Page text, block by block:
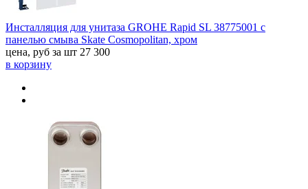
Инсталляция для унитаза GROHE Rapid SL 38775001 с
панелью смыва Skate Cosmopolitan, хром
цена, руб за шт 27 300
в корзину